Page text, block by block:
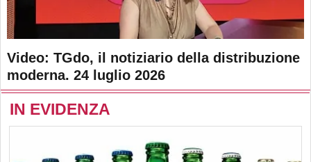
Video: TGdo, il notiziario della distribuzione
moderna. 24 luglio 2026
IN EVIDENZA